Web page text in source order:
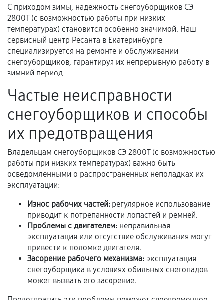
техническим характеристикам.
Документы для подтверждения
гарантии
Гарантийный талон.
Акт выполненных работ с датой, перечнем
услуг и сроком гарантии.
Документы на установленные комплектующие
и кассовый чек.
Расширенная гарантия
расширенной гарантии. Стоимость, сроки и
условия продления согласовываются отдельно и
фиксируются в документах.
Когда гарантия не действует
Нарушение правил эксплуатации,
С приходом зимы, надежность снегоуборщиков СЭ
2800Т (с возможностью работы при низких
температурах) становится особенно значимой. Наш
сервисный центр Ресанта в Екатеринбурге
специализируется на ремонте и обслуживании
снегоуборщиков, гарантируя их непрерывную работу в
зимний период.
Частые неисправности
снегоуборщиков и способы
их предотвращения
Владельцам снегоуборщиков СЭ 2800Т (с возможностью
работы при низких температурах) важно быть
осведомленными о распространенных неполадках их
эксплуатации:
Износ рабочих частей: регулярное использование
приводит к потрепанности лопастей и ремней.
Проблемы с двигателем: неправильная
эксплуатация или отсутствие обслуживания могут
привести к поломке двигателя.
Засорение рабочего механизма: эксплуатация
снегоуборщика в условиях обильных снегопадов
может вызвать его засорение.